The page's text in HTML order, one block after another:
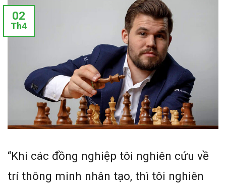
02
Th4
“Khi các đồng nghiệp tôi nghiên cứu về
trí thông minh nhân tạo, thì tôi nghiên